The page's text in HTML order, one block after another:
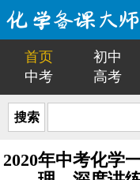
首页 初中
中考
高考
搜索
2020年中考化学